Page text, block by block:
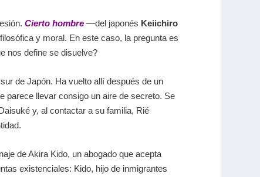
Cierto hombre —del japonés Keiichiro
y moral. En este caso, la pregunta es
nos define se disuelve?
de Japón. Ha vuelto allí después de un
parece llevar consigo un aire de secreto. Se
y, al contactar a su familia, Rié
de Akira Kido, un abogado que acepta
existenciales: Kido, hijo de inmigrantes